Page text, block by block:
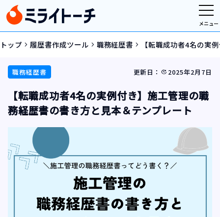
メニュー
トップ navigate_next 履歴書作成ツール navigate_next 職務経歴書 navigate_next 【転職成功者4名の実
職務経歴書 更新日： update 2025年2月7日
【転職成功者4名の実例付き】施工管理の職
務経歴書の書き方と見本＆テンプレート